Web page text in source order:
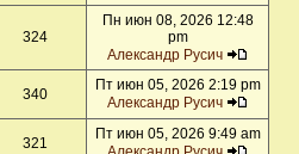
324
Пн июн 08, 2026 12:48
pm
Александр Русич
340
Пт июн 05, 2026 2:19 pm
Александр Русич
321
Пт июн 05, 2026 9:49 am